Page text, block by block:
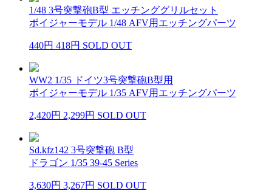
1/48 3号突撃砲B型 エッチンググリルセット
ボイジャーモデル 1/48 AFV用エッチングパーツ
440円 418円 SOLD OUT
WW2 1/35 ドイツ3号突撃砲B型用
ボイジャーモデル 1/35 AFV用エッチングパーツ
2,420円 2,299円 SOLD OUT
Sd.kfz142 3号突撃砲 B型
ドラゴン 1/35 39-45 Series
3,630円 3,267円 SOLD OUT